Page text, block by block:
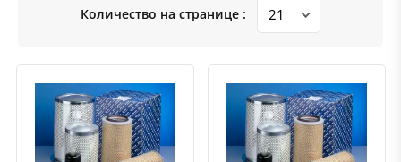
Количество на странице :